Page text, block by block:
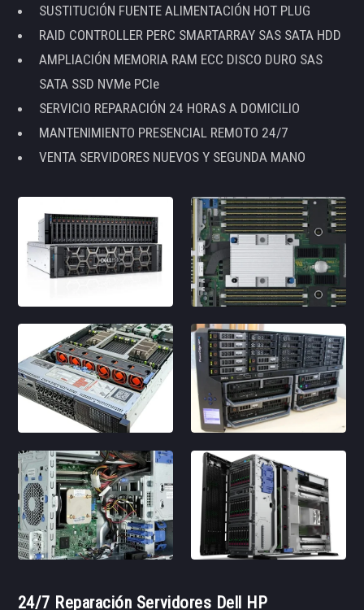
SUSTITUCIÓN FUENTE ALIMENTACIÓN HOT PLUG
RAID CONTROLLER PERC SMARTARRAY SAS SATA HDD
AMPLIACIÓN MEMORIA RAM ECC DISCO DURO SAS
SATA SSD NVMe PCIe
SERVICIO REPARACIÓN 24 HORAS A DOMICILIO
MANTENIMIENTO PRESENCIAL REMOTO 24/7
VENTA SERVIDORES NUEVOS Y SEGUNDA MANO
24/7 Reparación Servidores Dell HP